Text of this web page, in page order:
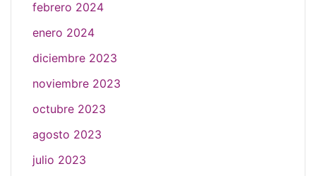
febrero 2024
enero 2024
diciembre 2023
noviembre 2023
octubre 2023
agosto 2023
julio 2023